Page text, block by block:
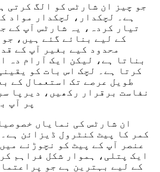
جو چیز ان شارٹس کو الگ کرتی
ہے۔ لچکدار، لچکدار مواد
تیار کردہ، یہ شارٹس آپ کے
کے لیے بنائے گئے ہیں،
محدود کیے بغیر آپ کے
بناتا ہے، لیکن ایک آرام دہ
کرتا ہے۔ لچک اس بات کو
طویل عرصے تک استعمال کے
نفاست برقرار رکھیں، دیرپا
پر آپ
ان شارٹس کی نمایاں
کمر کا پیٹ کنٹرول ڈیزائن
عنصر آپ کے پیٹ کو نچوڑنے
ایک پتلی، ہموار شکل فراہم
کے لیے بہترین ہے جو